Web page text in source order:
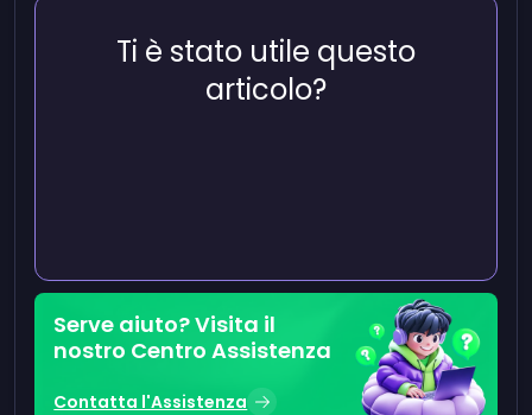
Ti è stato utile questo
articolo?
Serve aiuto? Visita il
nostro Centro Assistenza
Contatta l'Assistenza